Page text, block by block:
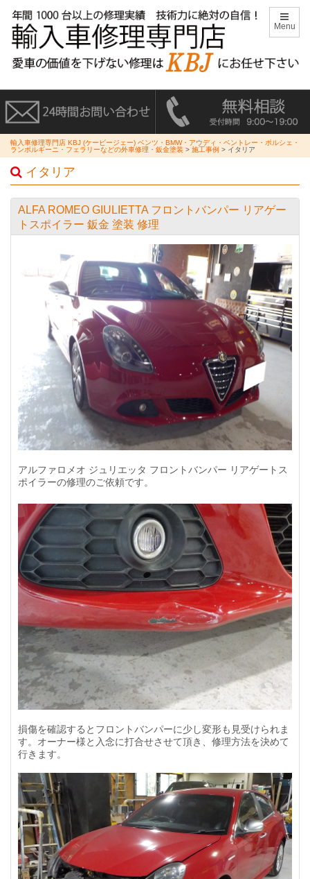
輸入車修理専門店 KBJ (ケービージェー) ベンツ・BMW・アウディ・ベントレー・ポルシェ・
ランボルギーニ・フェラリーなどの外車修理・鈑金塗装 > 施工事例 > イタリア
イタリア
ALFA ROMEO GIULIETTA フロントバンパー リアゲー
トスポイラー 鈑金 塗装 修理
アルファロメオ ジュリエッタ フロントバンパー リアゲートス
ポイラーの修理のご依頼です。
損傷を確認するとフロントバンパーに少し変形も見受けられま
す。オーナー様と入念に打合せさせて頂き、修理方法を決めて
行きます。
Menu